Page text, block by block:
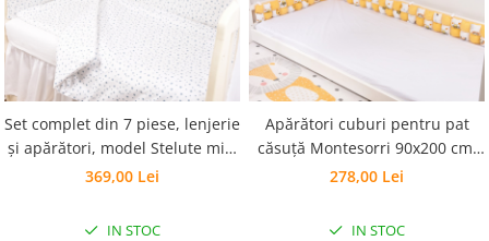
Set complet din 7 piese, lenjerie
și apărători, model Stelute mici
bleu, pătuț 120x60 cm
369,00 Lei
IN STOC
Apărători cuburi pentru pat
căsuță Montesorri 90x200 cm,
model albinuțe/galben
278,00 Lei
IN STOC